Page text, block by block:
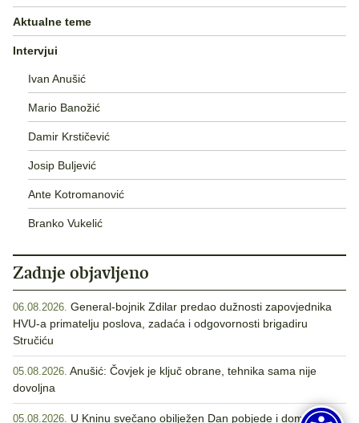
Aktualne teme
Intervjui
Ivan Anušić
Mario Banožić
Damir Krstičević
Josip Buljević
Ante Kotromanović
Branko Vukelić
Zadnje objavljeno
06.08.2026. General-bojnik Zdilar predao dužnosti zapovjednika
HVU-a primatelju poslova, zadaća i odgovornosti brigadiru
Stručiću
05.08.2026. Anušić: Čovjek je ključ obrane, tehnika sama nije
dovoljna
05.08.2026. U Kninu svečano obilježen Dan pobjede i domovinske